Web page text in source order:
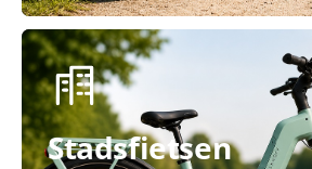
Stadsfietsen